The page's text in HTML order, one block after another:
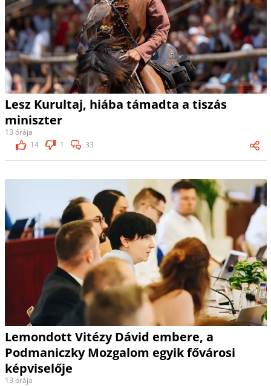
Lesz Kurultaj, hiába támadta a tiszás
miniszter
13 órája
14
1 33
Lemondott Vitézy Dávid embere, a
Podmaniczky Mozgalom egyik fővárosi
képviselője
13 órája